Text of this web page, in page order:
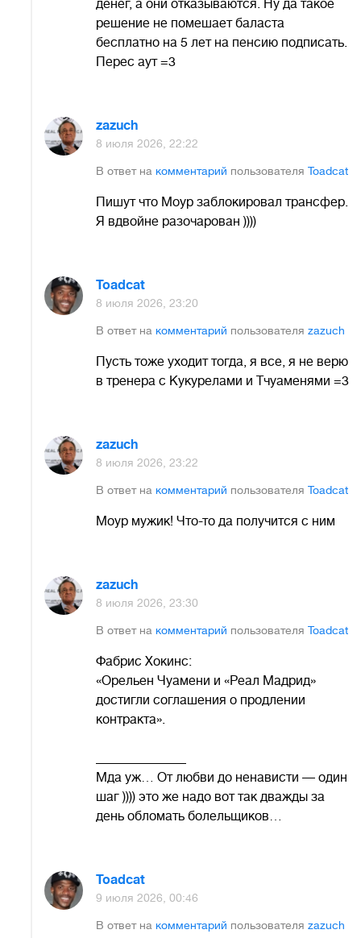
денег, а они отказываются. Ну да такое
решение не помешает баласта
бесплатно на 5 лет на пенсию подписать.
Перес аут =3
zazuch
8 июля 2026, 22:22
В ответ на комментарий пользователя Toadcat
Пишут что Моур заблокировал трансфер.
Я вдвойне разочарован ))))
Toadcat
8 июля 2026, 23:20
В ответ на комментарий пользователя zazuch
Пусть тоже уходит тогда, я все, я не верю
в тренера с Кукурелами и Тчуаменями =3
zazuch
8 июля 2026, 23:22
В ответ на комментарий пользователя Toadcat
Моур мужик! Что-то да получится с ним
zazuch
8 июля 2026, 23:30
В ответ на комментарий пользователя Toadcat
Фабрис Хокинс:
«Орельен Чуамени и «Реал Мадрид»
достигли соглашения о продлении
контракта».
Мда уж… От любви до ненависти — один
шаг )))) это же надо вот так дважды за
день обломать болельщиков…
Toadcat
9 июля 2026, 00:46
В ответ на комментарий пользователя zazuch